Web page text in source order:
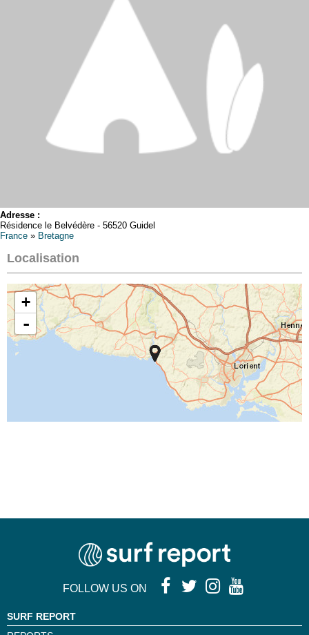
Adresse :
Résidence le Belvédère - 56520 Guidel
France » Bretagne
Localisation
+
-
FOLLOW US ON
SURF REPORT